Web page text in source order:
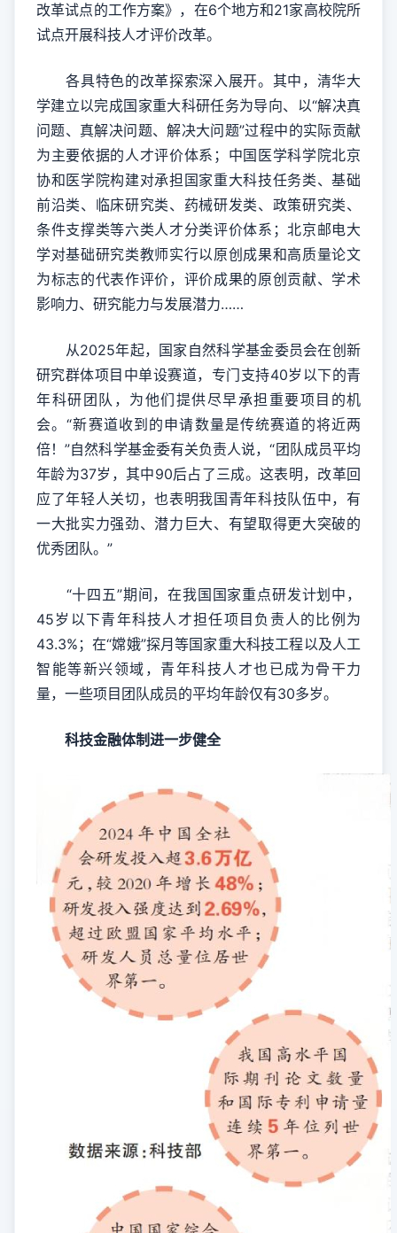
改革试点的工作方案》，在6个地方和21家高校院所
试点开展科技人才评价改革。
各具特色的改革探索深入展开。其中，清华大
学建立以完成国家重大科研任务为导向、以“解决真
问题、真解决问题、解决大问题”过程中的实际贡献
为主要依据的人才评价体系；中国医学科学院北京
协和医学院构建对承担国家重大科技任务类、基础
前沿类、临床研究类、药械研发类、政策研究类、
条件支撑类等六类人才分类评价体系；北京邮电大
学对基础研究类教师实行以原创成果和高质量论文
为标志的代表作评价，评价成果的原创贡献、学术
影响力、研究能力与发展潜力……
从2025年起，国家自然科学基金委员会在创新
研究群体项目中单设赛道，专门支持40岁以下的青
年科研团队，为他们提供尽早承担重要项目的机
会。“新赛道收到的申请数量是传统赛道的将近两
倍！”自然科学基金委有关负责人说，“团队成员平均
年龄为37岁，其中90后占了三成。这表明，改革回
应了年轻人关切，也表明我国青年科技队伍中，有
一大批实力强劲、潜力巨大、有望取得更大突破的
优秀团队。”
“十四五”期间，在我国国家重点研发计划中，
45岁以下青年科技人才担任项目负责人的比例为
43.3%；在“嫦娥”探月等国家重大科技工程以及人工
智能等新兴领域，青年科技人才也已成为骨干力
量，一些项目团队成员的平均年龄仅有30多岁。
科技金融体制进一步健全